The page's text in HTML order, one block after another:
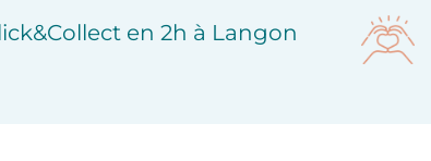
en 2h à Langon